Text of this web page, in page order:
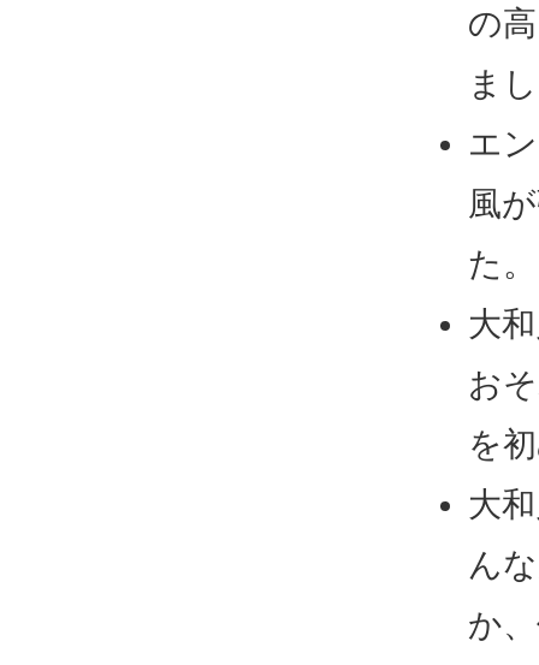
の
ま
エ
風
た。
大
お
を
大
ん
か